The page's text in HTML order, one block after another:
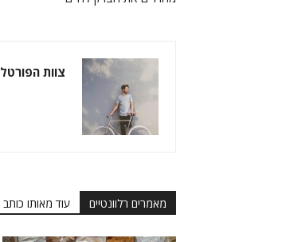
צוות הפורטל
מאמרים רלוונטיים עוד מאותו כותב